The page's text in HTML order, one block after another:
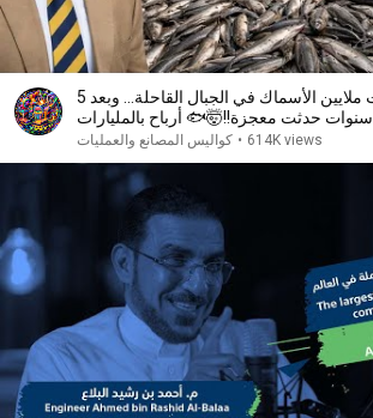
باكستان أطلقت ملايين الأسماك في الجبال القاحلة... وبعد 5
سنوات حدثت معجزة!!🤯🐟 أرباح بالمليارات
كواليس المصانع والعمليات • 614K views